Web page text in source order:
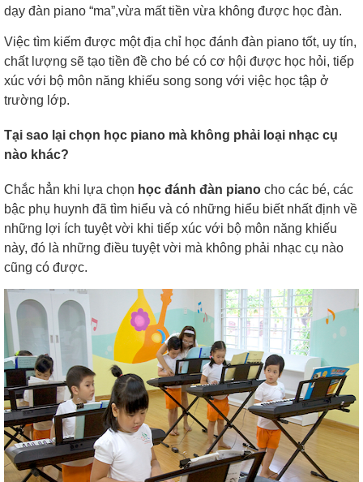
dạy đàn piano “ma”,vừa mất tiền vừa không được học đàn.
Việc tìm kiếm được mộtđịa chỉ học đánh đàn piano tốt, uy tín,
chất lượng sẽ tạo tiền đề cho bé có cơ hội được học hỏi, tiếp
xúc với bộ môn năng khiếu song song với việc học tập ở
trường lớp.
Tại sao lại chọn học piano mà không phải loại nhạc cụ
nào khác?
Chắc hẳn khi lựa chọn học đánh đàn piano cho các bé, các
bậc phụ huynh đã tìm hiểu và có những hiểu biết nhất định về
những lợi ích tuyệt vời khi tiếp xúc với bộ môn năng khiếu
này, đó là những điều tuyệt vời mà không phải nhạc cụ nào
cũng có được.